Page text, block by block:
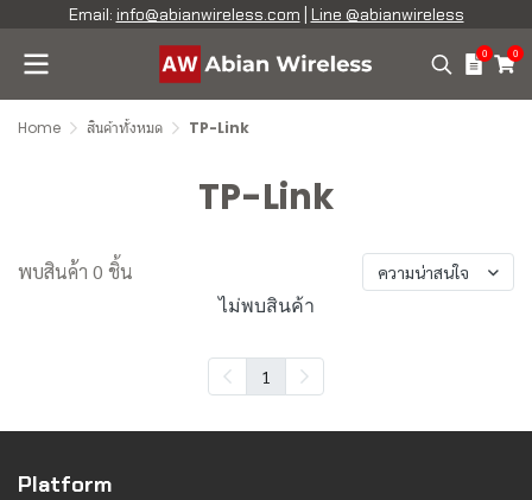
Email: info@abianwireless.com Line @abianwireless
0 0
Home สินค้าทั้งหมด TP-Link
TP-Link
พบสินค้า 0 ชิ้น ความน่าสนใจ
ไม่พบสินค้า
1
Platform